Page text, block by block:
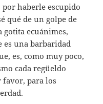
haberle escupido
qué de un golpe de
gotita ecuánimes,
es una barbaridad
es, como muy poco,
cada regüeldo
favor, para los